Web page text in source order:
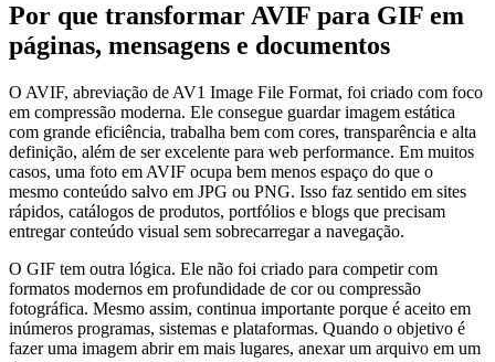
Por que transformar AVIF para GIF em
páginas, mensagens e documentos
O AVIF, abreviação de AV1 Image File Format, foi criado com foco
em compressão moderna. Ele consegue guardar imagem estática
com grande eficiência, trabalha bem com cores, transparência e alta
definição, além de ser excelente para web performance. Em muitos
casos, uma foto em AVIF ocupa bem menos espaço do que o
mesmo conteúdo salvo em JPG ou PNG. Isso faz sentido em sites
rápidos, catálogos de produtos, portfólios e blogs que precisam
entregar conteúdo visual sem sobrecarregar a navegação.
O GIF tem outra lógica. Ele não foi criado para competir com
formatos modernos em profundidade de cor ou compressão
fotográfica. Mesmo assim, continua importante porque é aceito em
inúmeros programas, sistemas e plataformas. Quando o objetivo é
fazer uma imagem abrir em mais lugares, anexar um arquivo em um